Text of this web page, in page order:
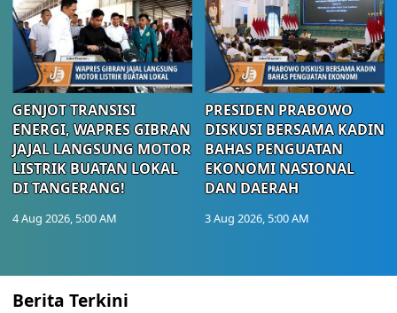
GENJOT TRANSISI
ENERGI, WAPRES GIBRAN
JAJAL LANGSUNG MOTOR
LISTRIK BUATAN LOKAL
DI TANGERANG!
4 Aug 2026, 5:00 AM
PRESIDEN PRABOWO
DISKUSI BERSAMA KADIN
BAHAS PENGUATAN
EKONOMI NASIONAL
DAN DAERAH
3 Aug 2026, 5:00 AM
Berita Terkini